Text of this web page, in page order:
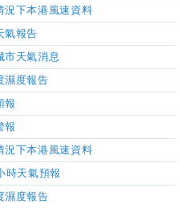
下本港風速資料
氣報告
市天氣消息
濕度報告
報
報
下本港風速資料
時天氣預報
濕度報告